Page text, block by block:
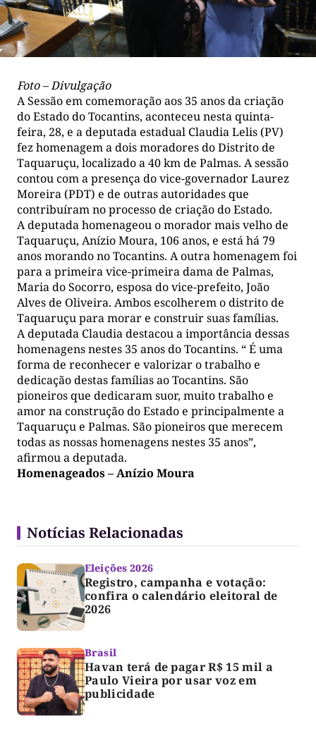
Foto – Divulgação
A Sessão em comemoração aos 35 anos da criação
do Estado do Tocantins, aconteceu nesta quinta-
feira, 28, e a deputada estadual Claudia Lelis (PV)
fez homenagem a dois moradores do Distrito de
Taquaruçu, localizado a 40 km de Palmas. A sessão
contou com a presença do vice-governador Laurez
Moreira (PDT) e de outras autoridades que
contribuíram no processo de criação do Estado.
A deputada homenageou o morador mais velho de
Taquaruçu, Anízio Moura, 106 anos, e está há 79
anos morando no Tocantins. A outra homenagem foi
para a primeira vice-primeira dama de Palmas,
Maria do Socorro, esposa do vice-prefeito, João
Alves de Oliveira. Ambos escolherem o distrito de
Taquaruçu para morar e construir suas famílias.
A deputada Claudia destacou a importância dessas
homenagens nestes 35 anos do Tocantins. “ É uma
forma de reconhecer e valorizar o trabalho e
dedicação destas famílias ao Tocantins. São
pioneiros que dedicaram suor, muito trabalho e
amor na construção do Estado e principalmente a
Taquaruçu e Palmas. São pioneiros que merecem
todas as nossas homenagens nestes 35 anos”,
afirmou a deputada.
Homenageados – Anízio Moura
Notícias Relacionadas
Eleições 2026
Registro, campanha e votação:
confira o calendário eleitoral de
2026
Brasil
Havan terá de pagar R$ 15 mil a
Paulo Vieira por usar voz em
publicidade